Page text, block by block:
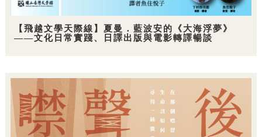
【飛越文學天際線】夏曼．藍波安的《大海浮夢》
——文化日常實踐、日譯出版與電影轉譯暢談